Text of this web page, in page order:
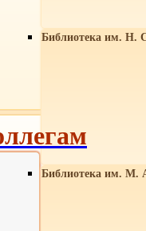
Библиотека им. Н.
Библиотека им. М.